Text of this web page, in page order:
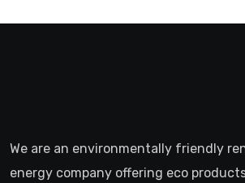
We are an environmentally friendly
energy company offering eco